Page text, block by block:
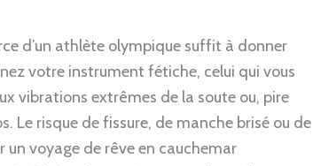
d’un athlète olympique suffit à donner
votre instrument fétiche, celui qui vous
vibrations extrêmes de la soute ou, pire
Le risque de fissure, de manche brisé ou de
voyage de rêve en cauchemar